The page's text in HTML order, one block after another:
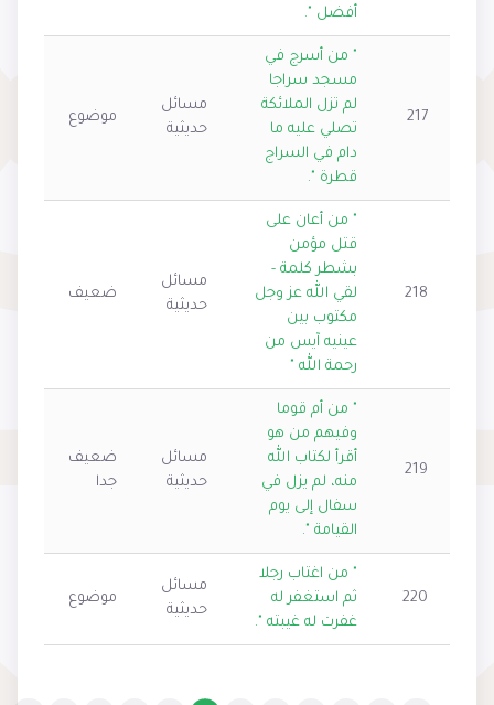
أفضل ".
217
" من أسرج في
مسجد سراجا
لم تزل الملائكة
تصلي عليه ما
دام في السراج
قطرة ".
مسائل
حديثية
موضوع
218
" من أعان على
قتل مؤمن
بشطر كلمة -
لقي الله عز وجل
مكتوب بين
عينيه آيس من
رحمة الله "
مسائل
حديثية
ضعيف
219
" من أم قوما
وفيهم من هو
أقرأ لكتاب الله
منه، لم يزل في
سفال إلى يوم
القيامة ".
مسائل
حديثية
ضعيف
جدا
220
" من اغتاب رجلا
ثم استغفر له
غفرت له غيبته ".
مسائل
حديثية
موضوع